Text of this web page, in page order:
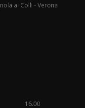
ai Colli - Verona
16.00